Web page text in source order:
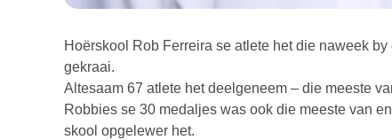
Hoërskool Rob Ferreira se atlete het die naweek
gekraai.
Altesaam 67 atlete het deelgeneem – die meeste
Robbies se 30 medaljes was ook die meeste van
skool opgelewer het.